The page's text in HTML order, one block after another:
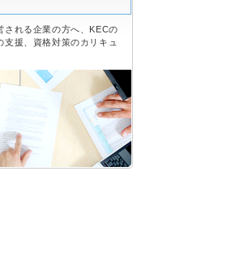
される企業の方へ、KECの
援、資格対策のカリキュ